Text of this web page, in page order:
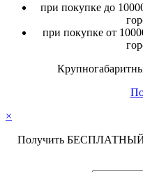
при покупке до
при покупке от
×
Получить БЕСПЛАТНЫЙ